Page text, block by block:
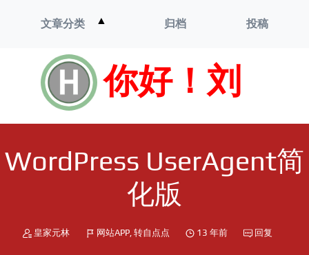
你好！刘
文章分类 ▲
单
归档 投稿
WordPress UserAgent简
化版
皇家元林 网站APP, 转自点点 13 年前 回复